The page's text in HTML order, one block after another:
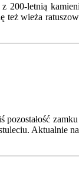
z 200-letnią
wieża
Aktualnie